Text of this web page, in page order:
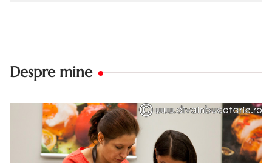
Despre mine